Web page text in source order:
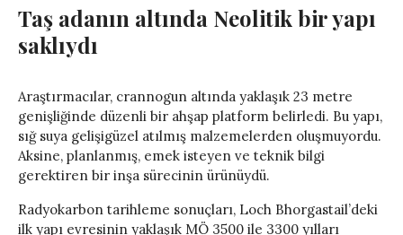
Taş adanın altında Neolitik bir yapı
saklıydı
Araştırmacılar, crannogun altında yaklaşık 23 metre
genişliğinde düzenli bir ahşap platform belirledi. Bu yapı,
sığ suya gelişigüzel atılmış malzemelerden oluşmuyordu.
Aksine, planlanmış, emek isteyen ve teknik bilgi
gerektiren bir inşa sürecinin ürünüydü.
Radyokarbon tarihleme sonuçları, Loch Bhorgastail’deki
ilk yapı evresinin yaklaşık MÖ 3500 ile 3300 yılları